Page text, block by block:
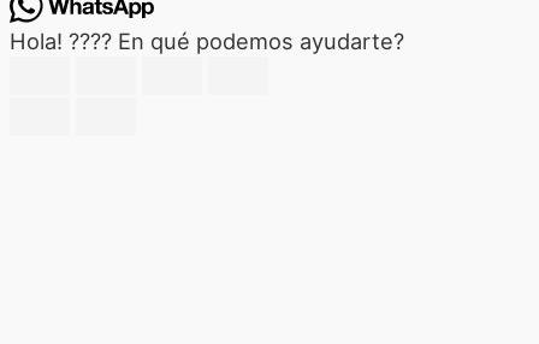
Hola! ???? En qué podemos ayudarte?